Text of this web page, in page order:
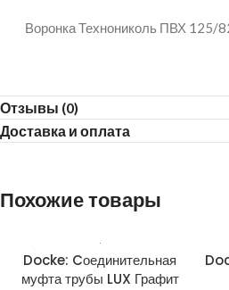
Воронка Технониколь ПВХ 125/
Отзывы (0)
Доставка и оплата
Похожие товары
Docke: Cоединительная
муфта трубы LUX Графит